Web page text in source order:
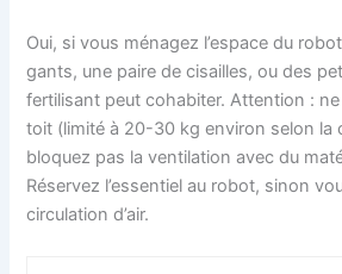
Oui, si vous ménagez l’espace du
gants, une paire de cisailles, ou des
fertilisant peut cohabiter. Attention :
toit (limité à 20-30 kg environ selon la
bloquez pas la ventilation avec du
Réservez l’essentiel au robot, sinon
circulation d’air.